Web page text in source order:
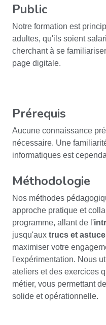
Public
Notre formation est
adultes, qu'ils soient
cherchant à se
page digitale.
Prérequis
Aucune connaissance
nécessaire. Une
informatiques est
Méthodologie
Nos méthodes
approche pratique et
programme, allant de l'
jusqu'aux trucs et
maximiser votre
l'expérimentation. Nous
ateliers et des exercices
métier, vous permettant
solide et opérationnelle.